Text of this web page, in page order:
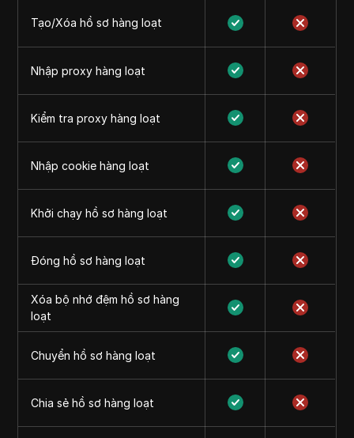
Tạo/Xóa hồ sơ hàng loạt
Nhập proxy hàng loạt
Kiểm tra proxy hàng loạt
Nhập cookie hàng loạt
Khởi chạy hồ sơ hàng loạt
Đóng hồ sơ hàng loạt
Xóa bộ nhớ đệm hồ sơ hàng
loạt
Chuyển hồ sơ hàng loạt
Chia sẻ hồ sơ hàng loạt